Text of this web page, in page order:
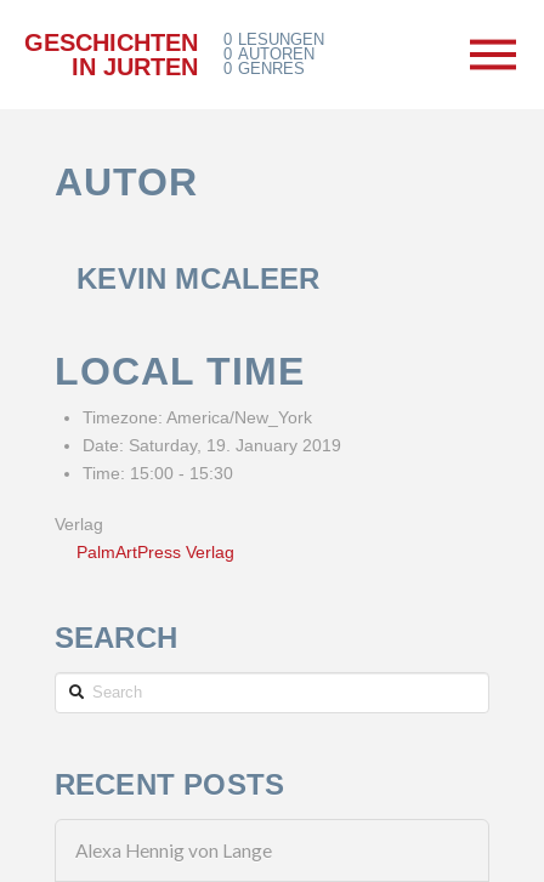
GESCHICHTEN
IN JURTEN
0
0
0
LESUNGEN
AUTOREN
GENRES
AUTOR
KEVIN MCALEER
LOCAL TIME
Timezone: America/New_York
Date: Saturday, 19. January 2019
Time: 15:00 - 15:30
Verlag
PalmArtPress Verlag
SEARCH
Search
RECENT POSTS
Alexa Hennig von Lange